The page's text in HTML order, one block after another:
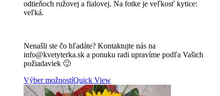
odtieňoch ružovej a fialovej. Na fotke je veľkosť kytice:
veľká.
Nenašli ste čo hľadáte? Kontaktujte nás na
info@kvetyterka.sk a ponuku radi upravíme podľa Vašich
požiadaviek 🙂
Výber možnostíQuick View